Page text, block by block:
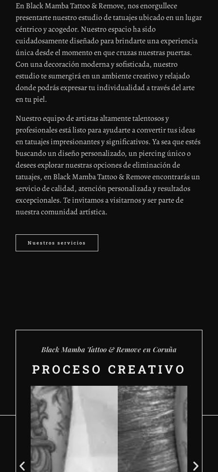
En Black Mamba Tattoo & Remove, nos enorgullece
presentarte nuestro estudio de tatuajes ubicado en un lugar
céntrico y acogedor. Nuestro espacio ha sido
cuidadosamente diseñado para brindarte una experiencia
única desde el momento en que cruzas nuestras puertas.
Con una decoración moderna y sofisticada, nuestro
estudio te sumergirá en un ambiente creativo y relajado
donde podrás expresar tu individualidad a través del arte
en tu piel.
Nuestro equipo de artistas altamente talentosos y
profesionales está listo para ayudarte a convertir tus ideas
en tatuajes impresionantes y significativos. Ya sea que estés
buscando un diseño personalizado, un piercing único o
desees explorar nuestras opciones de eliminación de
tatuajes, en Black Mamba Tattoo & Remove encontrarás un
servicio de calidad, atención personalizada y resultados
excepcionales. Te invitamos a visitarnos y ser parte de
nuestra comunidad artística.
Nuestros servicios
Black Mamba Tattoo & Remove en Coruña
PROCESO CREATIVO